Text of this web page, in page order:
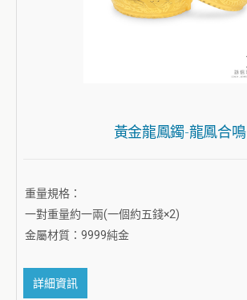
黃金龍鳳鐲-龍鳳合鳴
重量規格：
一對重量約一兩(一個約五錢×2)
金屬材質：9999純金
詳細資訊